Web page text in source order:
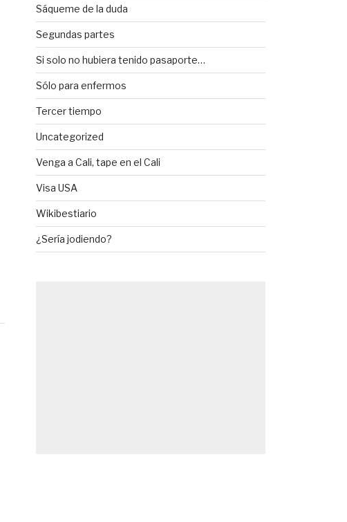
Sáqueme de la duda
Segundas partes
Si solo no hubiera tenido pasaporte…
Sólo para enfermos
Tercer tiempo
Uncategorized
Venga a Cali, tape en el Cali
Visa USA
Wikibestiario
¿Sería jodiendo?